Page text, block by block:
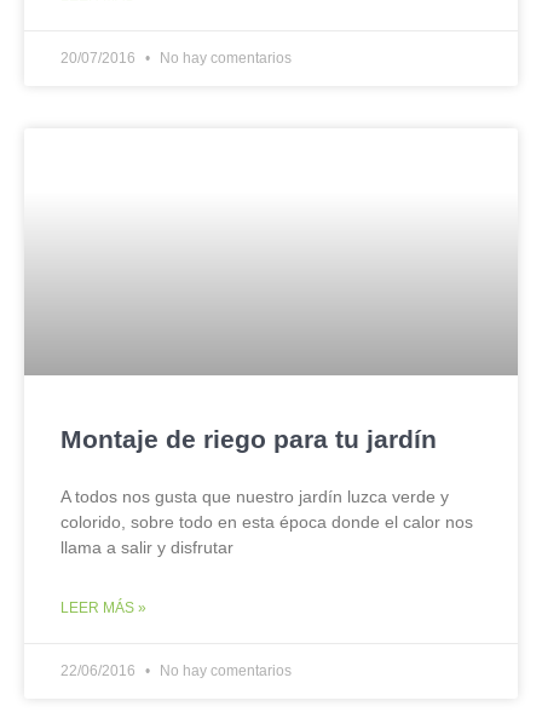
20/07/2016 No hay comentarios
Montaje de riego para tu jardín
A todos nos gusta que nuestro jardín luzca verde y
colorido, sobre todo en esta época donde el calor nos
llama a salir y disfrutar
LEER MÁS »
22/06/2016 No hay comentarios